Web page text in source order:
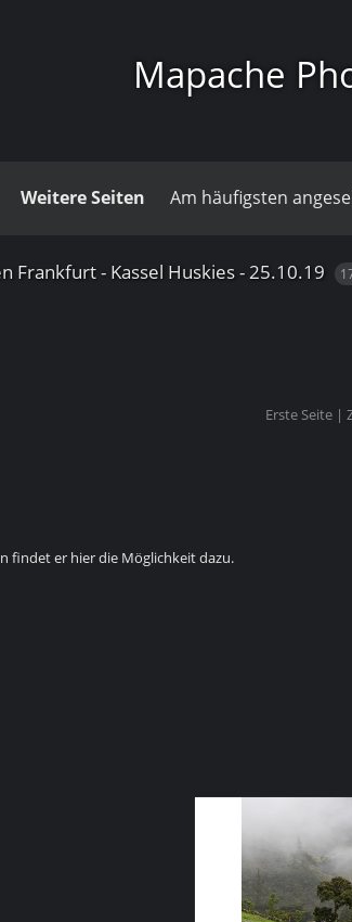
Mapache
Weitere Seiten Am häufigsten
Frankfurt - Kassel Huskies - 25.10.19
Erste Seite |
findet er hier die Möglichkeit dazu.